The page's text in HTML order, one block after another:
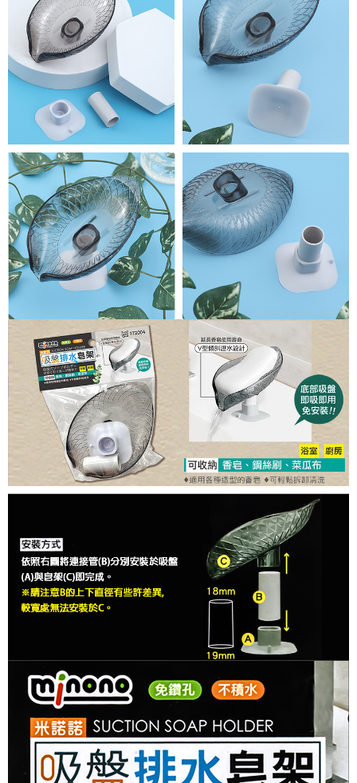
５．嚴禁一人註冊多個帳號或使用他人資訊註冊。若發現惡意使用之情形，
恩沛科技股份有限公司將有權停止該用戶之使用額度並採取法律行動。